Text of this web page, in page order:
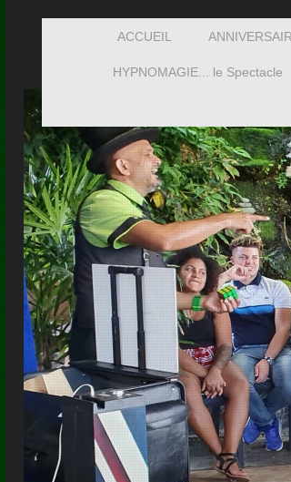
ACCUEIL
HYPNOMAGIE... le Spectacle